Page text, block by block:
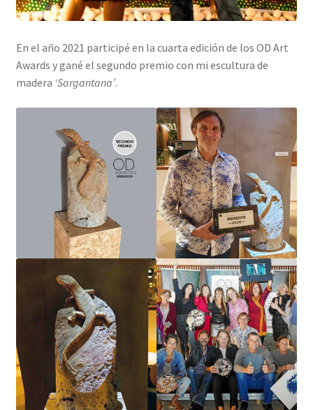
En el año 2021 participé en la cuarta edición de los OD Art
Awards y gané el segundo premio con mi escultura de
madera ‘Sargantana’.